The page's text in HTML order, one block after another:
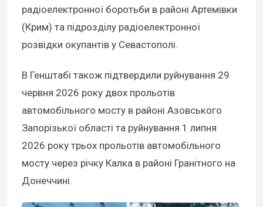
радіоелектронної боротьби в районі Артемівки
(Крим) та підрозділу радіоелектронної
розвідки окупантів у Севастополі.
В Генштабі також підтвердили руйнування 29
червня 2026 року двох прольотів
автомобільного мосту в районі Азовського
Запорізької області та руйнування 1 липня
2026 року трьох прольотів автомобільного
мосту через річку Калка в районі Гранітного на
Донеччині.